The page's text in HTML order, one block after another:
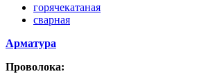
горячекатаная
сварная
Арматура
Проволока: